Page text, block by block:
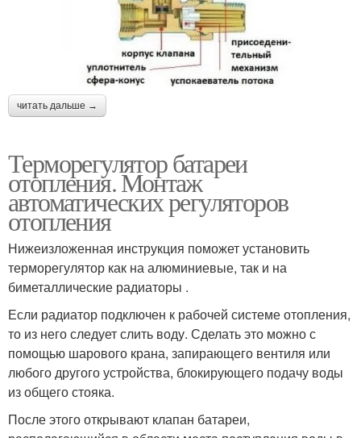
читать дальше →
Терморегулятор батареи
отопления. Монтаж
автоматических регуляторов
отопления
Нижеизложенная инструкция поможет установить
терморегулятор как на алюминиевые, так и на
биметаллические радиаторы .
Если радиатор подключен к рабочей системе отопления,
то из него следует слить воду. Сделать это можно с
помощью шарового крана, запирающего вентиля или
любого другого устройства, блокирующего подачу воды
из общего стояка.
После этого открывают клапан батареи,